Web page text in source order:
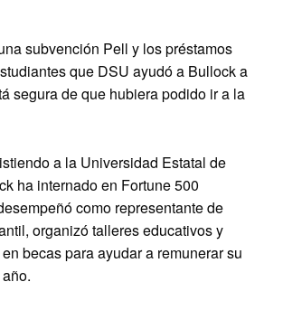
subvención Pell y los préstamos
que DSU ayudó a Bullock a
segura de que hubiera podido ir a la
a la Universidad Estatal de
ha internado en Fortune 500
como representante de
organizó talleres educativos y
becas para ayudar a remunerar su